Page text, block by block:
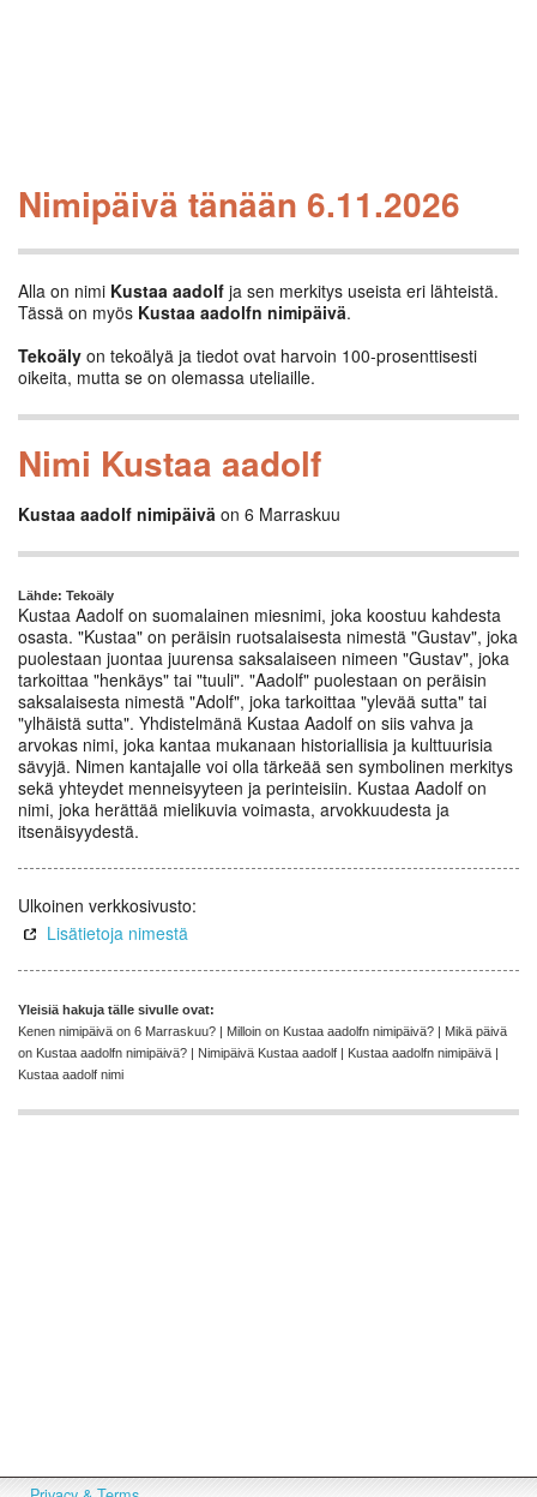
Nimipäivä tänään 6.11.2026
Alla on nimi Kustaa aadolf ja sen merkitys useista eri lähteistä.
Tässä on myös Kustaa aadolfn nimipäivä.
Tekoäly on tekoälyä ja tiedot ovat harvoin 100-prosenttisesti
oikeita, mutta se on olemassa uteliaille.
Nimi Kustaa aadolf
Kustaa aadolf nimipäivä on 6 Marraskuu
Lähde: Tekoäly
Kustaa Aadolf on suomalainen miesnimi, joka koostuu kahdesta
osasta. "Kustaa" on peräisin ruotsalaisesta nimestä "Gustav", joka
puolestaan juontaa juurensa saksalaiseen nimeen "Gustav", joka
tarkoittaa "henkäys" tai "tuuli". "Aadolf" puolestaan on peräisin
saksalaisesta nimestä "Adolf", joka tarkoittaa "ylevää sutta" tai
"ylhäistä sutta". Yhdistelmänä Kustaa Aadolf on siis vahva ja
arvokas nimi, joka kantaa mukanaan historiallisia ja kulttuurisia
sävyjä. Nimen kantajalle voi olla tärkeää sen symbolinen merkitys
sekä yhteydet menneisyyteen ja perinteisiin. Kustaa Aadolf on
nimi, joka herättää mielikuvia voimasta, arvokkuudesta ja
itsenäisyydestä.
Ulkoinen verkkosivusto:
Lisätietoja nimestä
Yleisiä hakuja tälle sivulle ovat:
Kenen nimipäivä on 6 Marraskuu? | Milloin on Kustaa aadolfn nimipäivä? | Mikä päivä
on Kustaa aadolfn nimipäivä? | Nimipäivä Kustaa aadolf | Kustaa aadolfn nimipäivä |
Kustaa aadolf nimi